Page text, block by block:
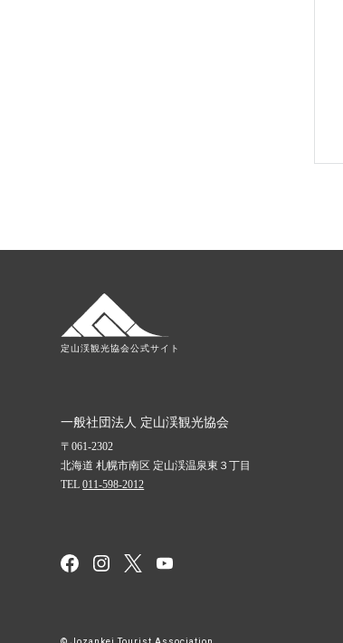
定山渓観光協会公式サイト
一般社団法人 定山渓観光協会
061-2302
北海道 札幌市南区 定山渓温泉東３丁目
TEL011-598-2012